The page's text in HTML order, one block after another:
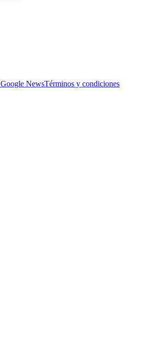
Google NewsTérminos y condiciones